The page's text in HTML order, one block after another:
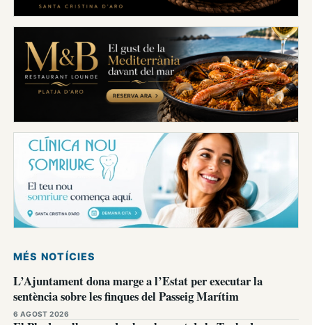
MÉS NOTÍCIES
L’Ajuntament dona marge a l’Estat per executar la
sentència sobre les finques del Passeig Marítim
6 AGOST 2026